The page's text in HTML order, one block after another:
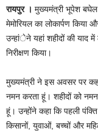
रायपुर । मुख्यमंत्री भूपेश
मेमोरियल का लोकार्पण किया
उन्हांेने यहां शहीदों की याद
निरीक्षण किया।
मुख्यमंत्री ने इस अवसर पर
नमन करता हूं। शहीदों को नमन
हूं। उन्होंने कहा कि पहली
किसानों, युवाओं, बच्चों और